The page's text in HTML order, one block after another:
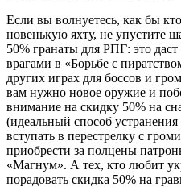
Если вы волнуетесь, как бы
новенькую яхту, не упустите
50% гранаты для РПГ: это
врагами в «Борьбе с
других играх для боссов и
вам нужно новое оружие и
внимание на скидку 50% на
(идеальный способ
вступать в перестрелку с
приобрести за полцены
«Магнум». А тех, кто любит
порадовать скидка 50% на